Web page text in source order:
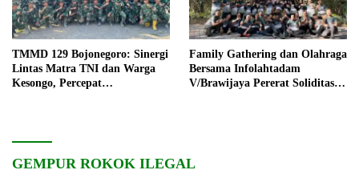
TMMD 129 Bojonegoro: Sinergi
Lintas Matra TNI dan Warga
Kesongo, Percepat
Family Gathering dan Olahraga
Bersama Infolahtadam
V/Brawijaya Pererat Soliditas
GEMPUR ROKOK ILEGAL